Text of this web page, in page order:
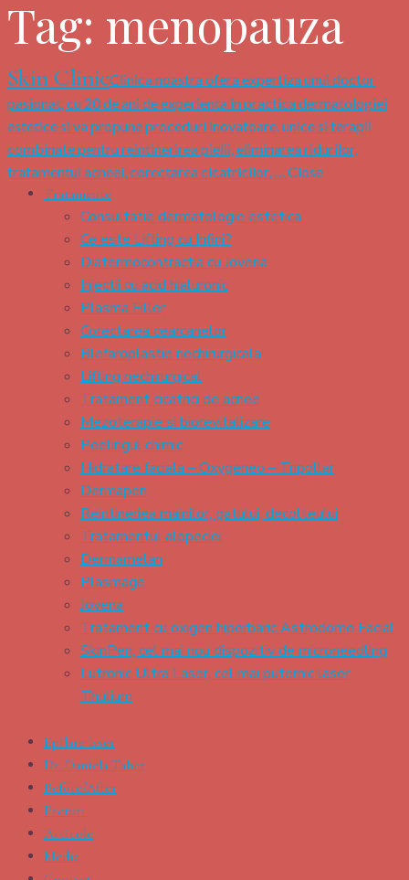
Tag: menopauza
Skin ClinicClinica noastra ofera expertiza unui doctor
pasionat, cu 20 de ani de experienta in practica dermatologiei
estetice si va propune proceduri inovatoare, unice si terapii
combinate pentru reintinerirea pielii, eliminarea ridurilor,
tratamentul acneei, corectarea cicatricilor, …
Close
Tratamente
Consultatie dermatologie estetica
Ce este Lifting cu Infini?
Diatermocontractia cu Jovena
Injectii cu acid hialuronic
Plasma Filler
Corectarea cearcanelor
Blefaroplastie nechirurgicala
Lifting nechirurgical
Tratament cicatrici de acnee
Mezoterapie si biorevitalizare
Peelingul chimic
Hidratare faciala – Oxygeneo – Tripollar
Dermapen
Reintineriea mainilor, gatului, decolteului
Tratamentul alopeciei
Dermamelan
Plasmage
Jovena
Tratament cu oxigen hiperbaric Astrodome Facial
SkinPen, cel mai nou dispozitiv de microneedling
Lutronic Ultra Laser, cel mai puternic laser
Thulium
Epilare laser
Dr. Daniela Taher
Before/After
Preturi
Articole
Media